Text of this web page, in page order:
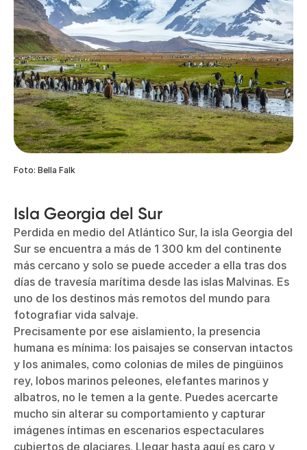
Foto: Bella Falk
Isla Georgia del Sur
Perdida en medio del Atlántico Sur, la isla Georgia del
Sur se encuentra a más de 1 300 km del continente
más cercano y solo se puede acceder a ella tras dos
días de travesía marítima desde las islas Malvinas. Es
uno de los destinos más remotos del mundo para
fotografiar vida salvaje.
Precisamente por ese aislamiento, la presencia
humana es mínima: los paisajes se conservan intactos
y los animales, como colonias de miles de pingüinos
rey, lobos marinos peleones, elefantes marinos y
albatros, no le temen a la gente. Puedes acercarte
mucho sin alterar su comportamiento y capturar
imágenes íntimas en escenarios espectaculares
cubiertos de glaciares. Llegar hasta aquí es caro y